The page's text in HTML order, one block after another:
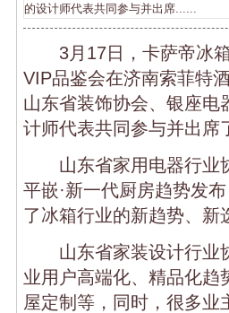
的设计师代表共同参与并出席......
3月17日，卡萨帝冰箱
VIP品鉴会在济南索菲特
山东省装饰协会、银座电
计师代表共同参与并出席
山东省家用电器行业
平嵌·新一代厨房趋势发
了冰箱行业的新趋势、新
山东省家装设计行业
业用户高端化、精品化趋
屋定制等，同时，很多